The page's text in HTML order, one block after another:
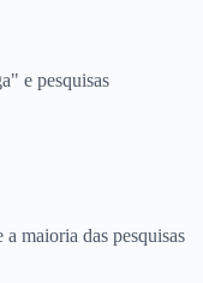
" e pesquisas
maioria das pesquisas